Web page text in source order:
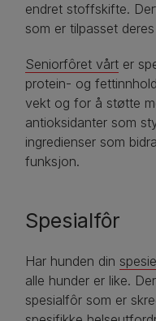
endret stoffskifte.
som er tilpasset
Seniorfôret vårt er
protein- og
vekt og for å støtte
antioksidanter som
ingredienser som
funksjon.
Spesialfôr
Har hunden din
alle hunder er like.
spesialfôr som er